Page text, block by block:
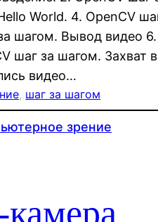
World. 4. OpenCV
шагом. Вывод видео
шаг за шагом. Захват
видео…
, шаг за шагом
зрение